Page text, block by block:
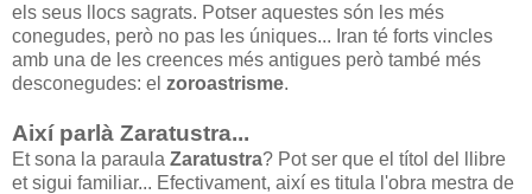
els seus llocs sagrats. Potser aquestes són les més
conegudes, però no pas les úniques... Iran té forts vincles
amb una de les creences més antigues però també més
desconegudes: el zoroastrisme.
Així parlà Zaratustra...
Et sona la paraula Zaratustra? Pot ser que el títol del llibre
et sigui familiar... Efectivament, així es titula l'obra mestra de